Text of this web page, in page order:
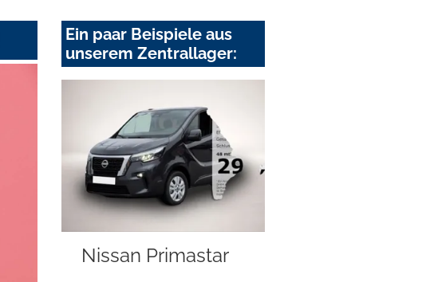
Ein paar Beispiele aus
unserem Zentrallager:
Nissan Primastar